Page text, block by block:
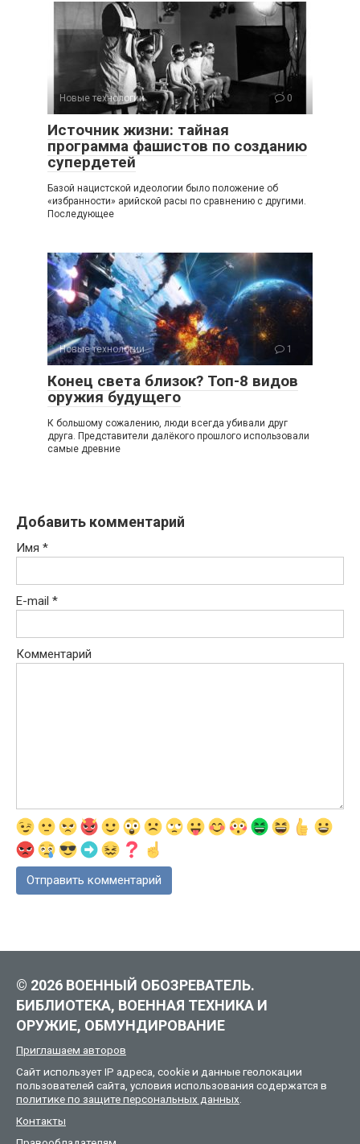
Новые технологии 0
Источник жизни: тайная
программа фашистов по созданию
супердетей
Базой нацистской идеологии было положение об
«избранности» арийской расы по сравнению с другими.
Последующее
Новые технологии 1
Конец света близок? Топ-8 видов
оружия будущего
К большому сожалению, люди всегда убивали друг
друга. Представители далёкого прошлого использовали
самые древние
Добавить комментарий
Имя *
E-mail *
Комментарий
© 2026 ВОЕННЫЙ ОБОЗРЕВАТЕЛЬ.
БИБЛИОТЕКА, ВОЕННАЯ ТЕХНИКА И
ОРУЖИЕ, ОБМУНДИРОВАНИЕ
Приглашаем авторов
Сайт использует IP адреса, cookie и данные геолокации
пользователей сайта, условия использования содержатся в
политике по защите персональных данных.
Контакты